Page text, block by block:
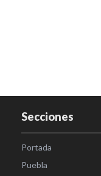
Secciones
Portada
Puebla